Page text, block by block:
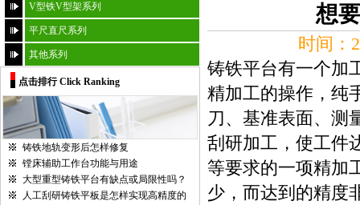
V型铁V型架系列
平尺直尺系列
其他系列
点击排行 Click Ranking
铸铁地轨变形后怎样修复
镗床辅助工作台功能与用途
大型重型铸铁平台有缺点或局限性吗？
人工刮研铸铁平板是怎样实现高精度的
想
时间：
铸铁平台有一个加
精加工的操作，纯
刀、基准表面、测
刮研加工，使工件
等要求的一项精加
少，而达到的精度